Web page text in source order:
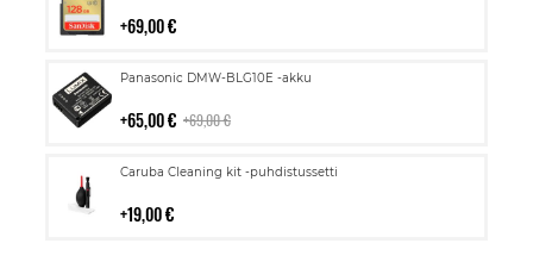
69,00 €
Panasonic DMW-BLG10E -akku
65,00 € 69,00 €
Lisää
Caruba Cleaning kit -puhdistussetti
19,00 €
Lisää